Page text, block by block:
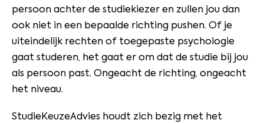
persoon achter de studiekiezer en zullen jou dan
ook niet in een bepaalde richting pushen. Of je
uiteindelijk rechten of toegepaste psychologie
gaat studeren, het gaat er om dat de studie bij jou
als persoon past. Ongeacht de richting, ongeacht
het niveau.
StudieKeuzeAdvies houdt zich bezig met het